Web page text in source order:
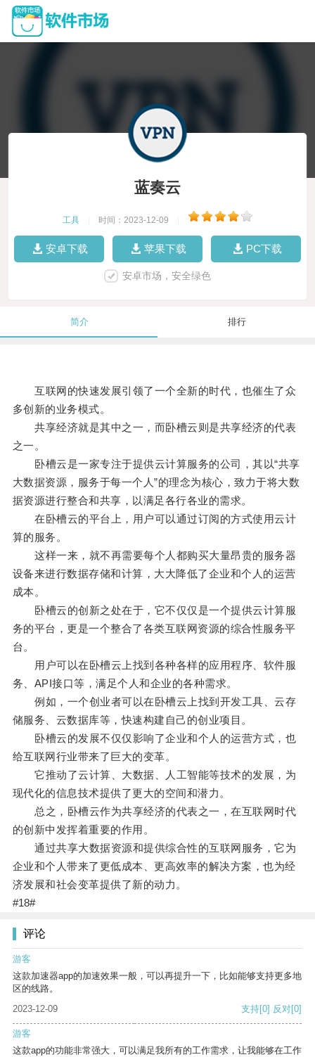
蓝奏云
工具 时间：2023-12-09
安卓下载 苹果下载 PC下载
安卓市场，安全绿色
简介 排行
互联网的快速发展引领了一个全新的时代，也催生了众
多创新的业务模式。
共享经济就是其中之一，而卧槽云则是共享经济的代表
之一。
卧槽云是一家专注于提供云计算服务的公司，其以“共享
大数据资源，服务于每一个人”的理念为核心，致力于将大数
据资源进行整合和共享，以满足各行各业的需求。
在卧槽云的平台上，用户可以通过订阅的方式使用云计
算的服务。
这样一来，就不再需要每个人都购买大量昂贵的服务器
设备来进行数据存储和计算，大大降低了企业和个人的运营
成本。
卧槽云的创新之处在于，它不仅仅是一个提供云计算服
务的平台，更是一个整合了各类互联网资源的综合性服务平
台。
用户可以在卧槽云上找到各种各样的应用程序、软件服
务、API接口等，满足个人和企业的各种需求。
例如，一个创业者可以在卧槽云上找到开发工具、云存
储服务、云数据库等，快速构建自己的创业项目。
卧槽云的发展不仅仅影响了企业和个人的运营方式，也
给互联网行业带来了巨大的变革。
它推动了云计算、大数据、人工智能等技术的发展，为
现代化的信息技术提供了更大的空间和潜力。
总之，卧槽云作为共享经济的代表之一，在互联网时代
的创新中发挥着重要的作用。
通过共享大数据资源和提供综合性的互联网服务，它为
企业和个人带来了更低成本、更高效率的解决方案，也为经
济发展和社会变革提供了新的动力。
#18#
评论
游客
这款加速器app的加速效果一般，可以再提升一下，比如能够支持更多地
区的线路。
2023-12-09
支持[0] 反对[0]
游客
这款app的功能非常强大，可以满足我所有的工作需求，让我能够在工作